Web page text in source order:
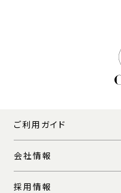
ご利用ガイド
会社情報
採用情報